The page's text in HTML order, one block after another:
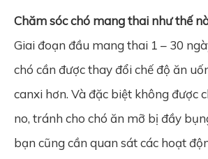
Chăm sóc chó mang thai như thế
Giai đoạn đầu mang thai 1 – 30
chó cần được thay đổi chế độ ăn
canxi hơn. Và đặc biệt không được
no, tránh cho chó ăn mỡ bị đầy
bạn cũng cần quan sát các hoạt